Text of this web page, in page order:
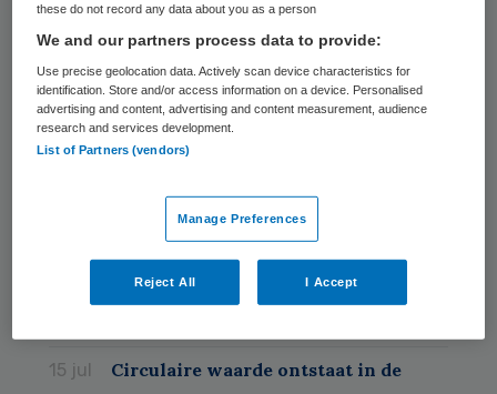
24 jul
Zorgplicht stopt niet bij de aanschaf:
AED-beheer hoort op de
bestuurstafel
15 jul
Zorggeld terughalen na fraude
ingewikkeld, minister zet in op meer
Nieuwe afspraken moeten
15 jul
Circulaire waarde ontstaat in de
these do not record any data about you as a person
We and our partners process data to provide:
Use precise geolocation data. Actively scan device characteristics for
identification. Store and/or access information on a device. Personalised
advertising and content, advertising and content measurement, audience
research and services development.
List of Partners (vendors)
Manage Preferences
Reject All I Accept